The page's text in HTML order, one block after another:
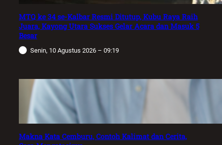
MTQ ke 34 se-Kalbar Resmi Ditutup, Kubu Raya Raih
Juara, Kayong Utara Sukses Gelar Acara dan Masuk 5
Besar
Senin, 10 Agustus 2026 – 09:19
Makna Kata Cemburu, Contoh Kalimat dan Cerita,